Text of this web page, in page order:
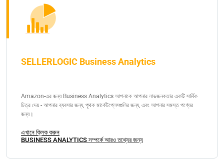
SELLERLOGIC Business Analytics
Amazon-এর জন্য Business Analytics আপনাকে আপনার লাভজনকতার একটি সার্বিক
চিত্র দেয় - আপনার ব্যবসার জন্য, পৃথক মার্কেটপ্লেসগুলির জন্য, এবং আপনার সমস্ত পণ্যের
জন্য।
এখানে ক্লিক করুন
BUSINESS ANALYTICS সম্পর্কে আরও তথ্যের জন্য